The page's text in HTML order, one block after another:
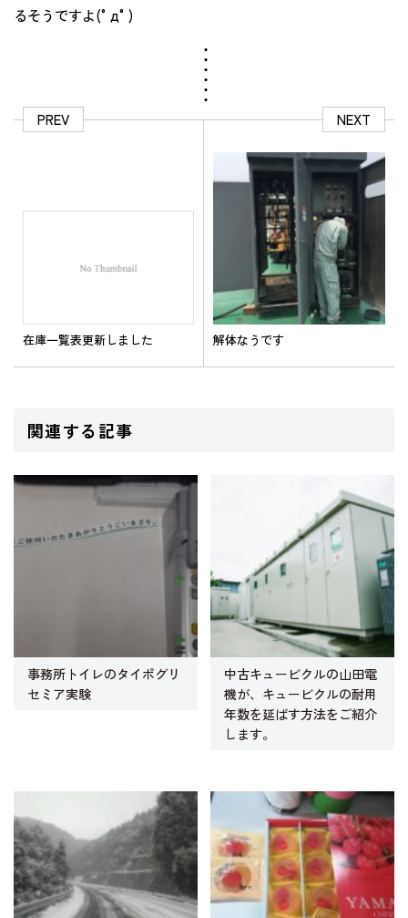
るそうですよ(°д°)
PREV
在庫一覧表更新しました
NEXT
解体なうです
関連する記事
事務所トイレのタイポグリ
セミア実験
中古キュービクルの山田電
機が、キュービクルの耐用
年数を延ばす方法をご紹介
します。